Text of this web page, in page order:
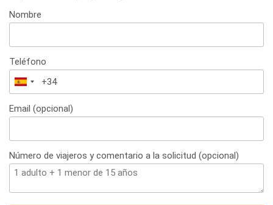
Nombre
Teléfono
España
+34
Email (opcional)
Número de viajeros y comentario a la solicitud (opcional)